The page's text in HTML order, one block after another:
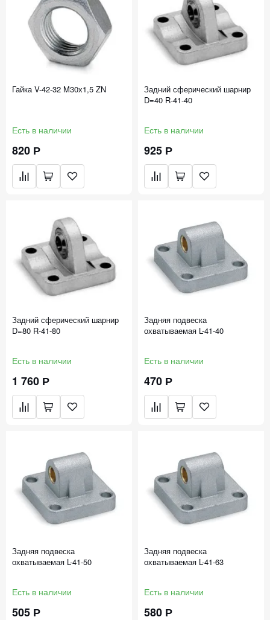
Гайка V-42-32 M30х1,5 ZN
Есть в наличии
820 Р
Задний сферический шарнир
D=40 R-41-40
Есть в наличии
925 Р
Задний сферический шарнир
D=80 R-41-80
Есть в наличии
1 760 Р
Задняя подвеска
охватываемая L-41-40
Есть в наличии
470 Р
Задняя подвеска
охватываемая L-41-50
Есть в наличии
505 Р
Задняя подвеска
охватываемая L-41-63
Есть в наличии
580 Р